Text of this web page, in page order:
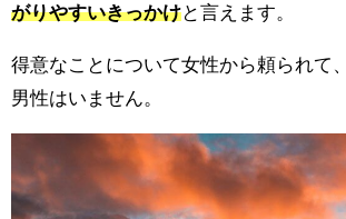
がりやすいきっかけと言えます。
得意なことについて女性から頼られて
男性はいません。